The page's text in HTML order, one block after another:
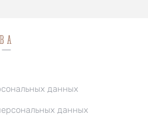
данных
данных